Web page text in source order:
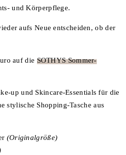
und Körperpflege.
aufs Neue entscheiden, ob der
auf die SOTHYS Sommer-
up und Skincare-Essentials für die
stylische Shopping-Tasche aus
(Originalgröße)